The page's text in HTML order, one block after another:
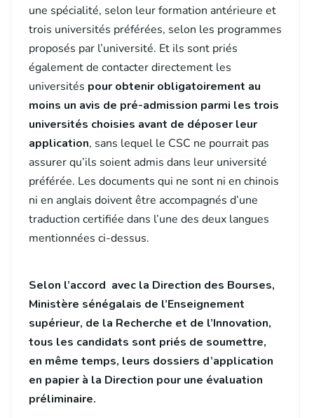
une spécialité, selon leur formation antérieure et
trois universités préférées, selon les programmes
proposés par l’université. Et ils sont priés
également de contacter directement les
universités pour obtenir obligatoirement au
moins un avis de pré-admission parmi les trois
universités choisies avant de déposer leur
application, sans lequel le CSC ne pourrait pas
assurer qu’ils soient admis dans leur université
préférée. Les documents qui ne sont ni en chinois
ni en anglais doivent être accompagnés d’une
traduction certifiée dans l’une des deux langues
mentionnées ci-dessus.
Selon l’accord avec la Direction des Bourses,
Ministère sénégalais de l’Enseignement
supérieur, de la Recherche et de l’Innovation,
tous les candidats sont priés de soumettre,
en même temps, leurs dossiers d’application
en papier à la Direction pour une évaluation
préliminaire.